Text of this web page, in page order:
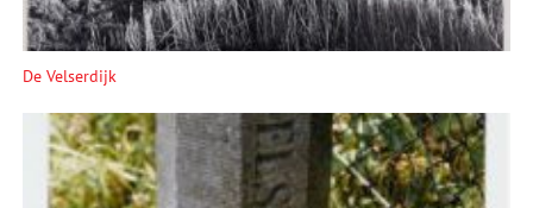
De Velserdijk